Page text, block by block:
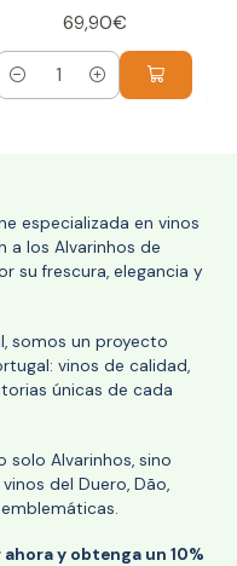
69,90€
especializada en vinos
a los Alvarinhos de
su frescura, elegancia y
somos un proyecto
vinos de calidad,
únicas de cada
solo Alvarinhos, sino
del Duero, Dão,
y obtenga un 10%